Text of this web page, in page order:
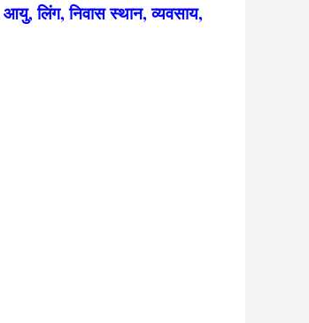
आयु, लिंग, निवास स्थान, व्यवसाय,